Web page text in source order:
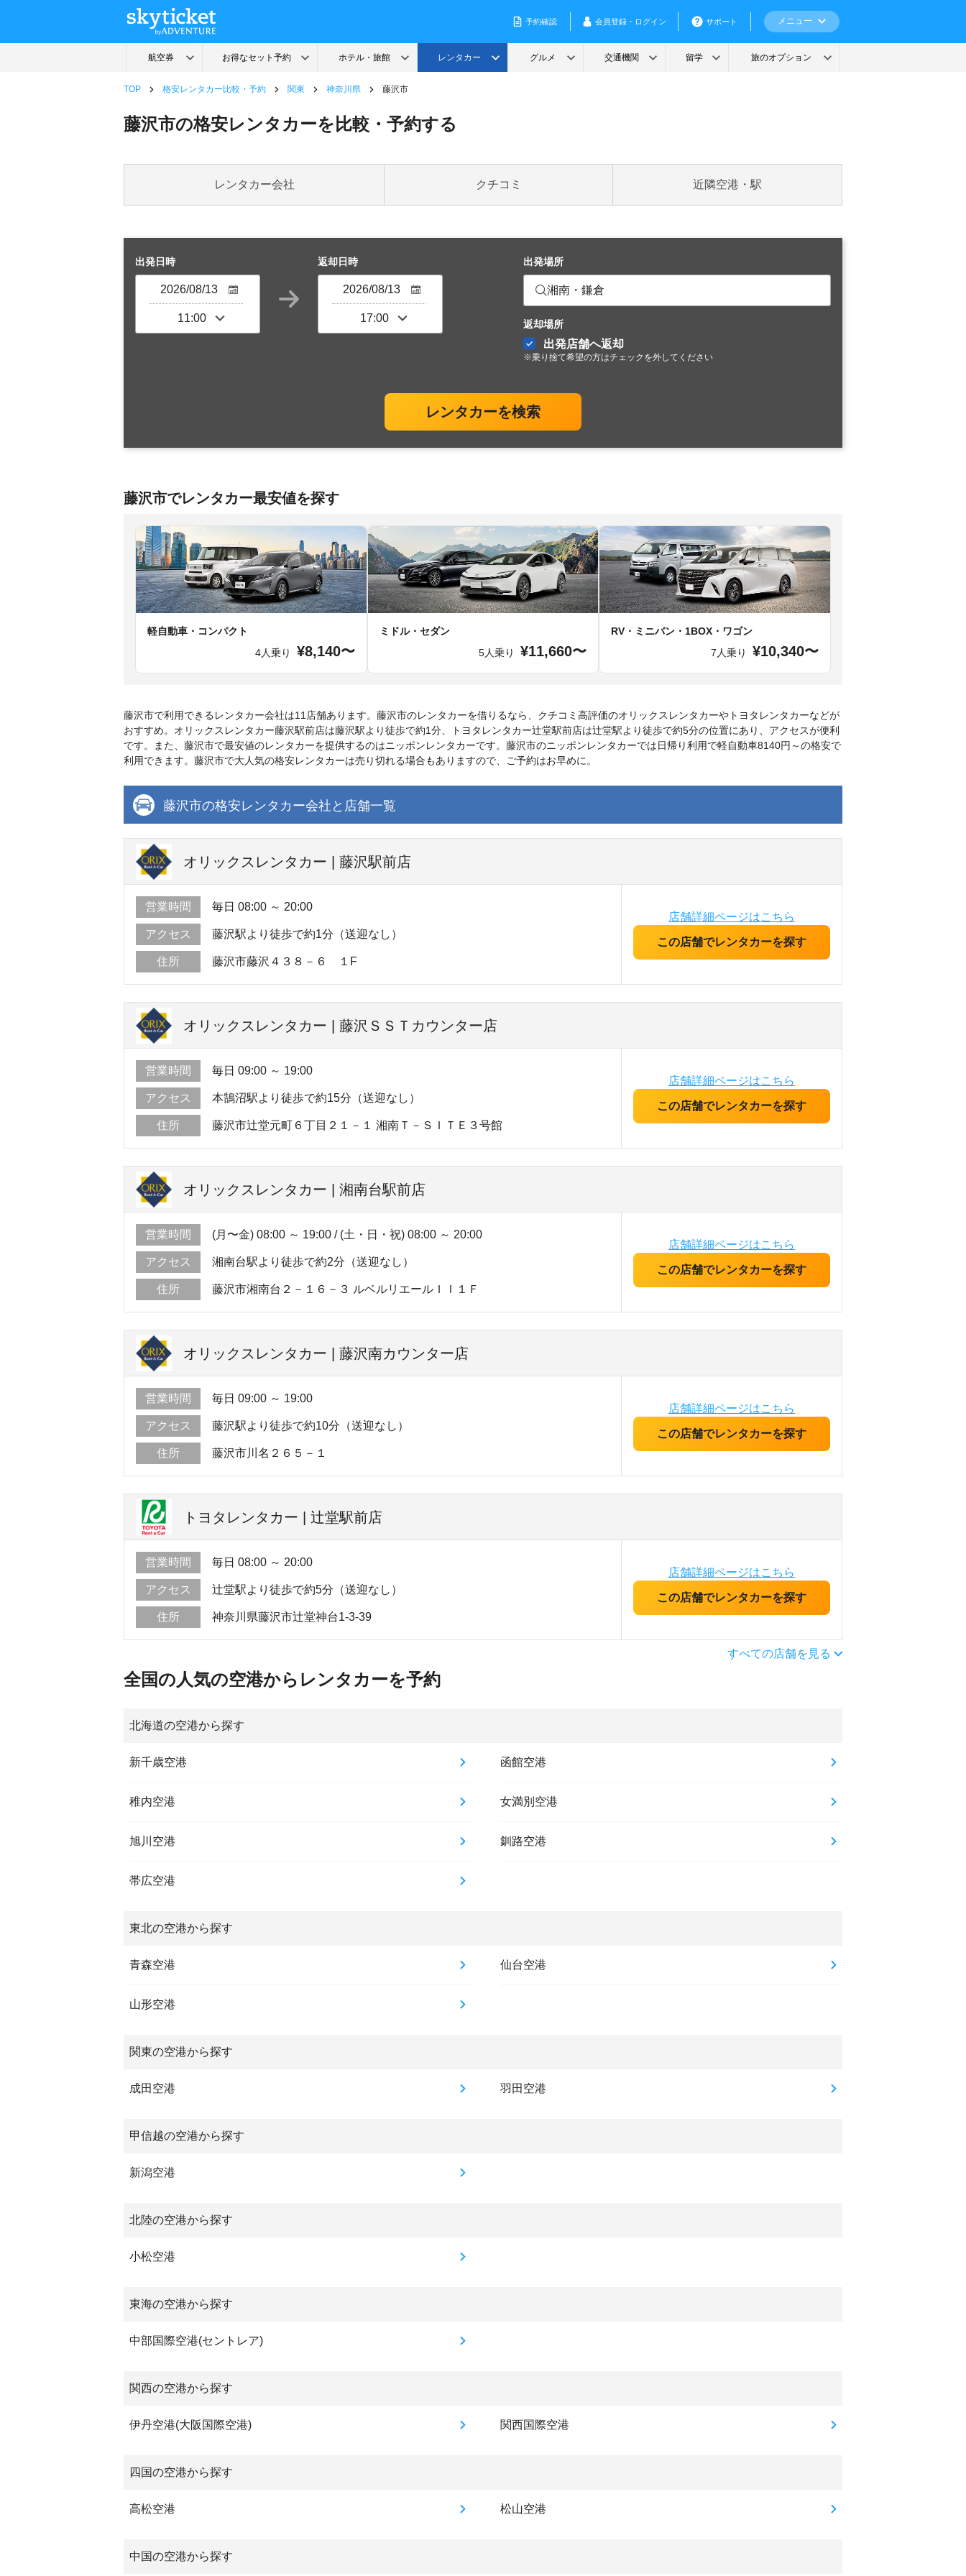
TOP 格安レンタカー比較・予約 関東 神奈川県 藤沢市
藤沢市の格安レンタカーを比較・予約する
レンタカー会社 クチコミ 近隣空港・駅
出発日時 返却日時 出発場所
湘南・鎌倉
返却場所
出発店舗へ返却
※乗り捨て希望の方はチェックを外してください
レンタカーを検索
藤沢市でレンタカー最安値を探す
軽自動車・コンパクト
4人乗り
¥8,140〜
ミドル・セダン
5人乗り
¥11,660〜
RV・ミニバン・1BOX・ワゴン
7人乗り
¥10,340〜
藤沢市で利用できるレンタカー会社は11店舗あります。藤沢市のレンタカーを借りるなら、クチコミ高評価のオリックスレンタカーやトヨタレンタカーなどが
おすすめ。オリックスレンタカー藤沢駅前店は藤沢駅より徒歩で約1分、トヨタレンタカー辻堂駅前店は辻堂駅より徒歩で約5分の位置にあり、アクセスが便利
です。また、藤沢市で最安値のレンタカーを提供するのはニッポンレンタカーです。藤沢市のニッポンレンタカーでは日帰り利用で軽自動車8140円～の格安で
利用できます。藤沢市で大人気の格安レンタカーは売り切れる場合もありますので、ご予約はお早めに。
藤沢市の格安レンタカー会社と店舗一覧
オリックスレンタカー | 藤沢駅前店
営業時間 毎日 08:00 ～ 20:00
アクセス 藤沢駅より徒歩で約1分（送迎なし）
住所 藤沢市藤沢４３８－６ １F
店舗詳細ページはこちら
この店舗でレンタカーを探す
オリックスレンタカー | 藤沢ＳＳＴカウンター店
営業時間 毎日 09:00 ～ 19:00
アクセス 本鵠沼駅より徒歩で約15分（送迎なし）
住所 藤沢市辻堂元町６丁目２１－１ 湘南Ｔ－ＳＩＴＥ３号館
店舗詳細ページはこちら
この店舗でレンタカーを探す
オリックスレンタカー | 湘南台駅前店
営業時間 (月〜金) 08:00 ～ 19:00 / (土・日・祝) 08:00 ～ 20:00
アクセス 湘南台駅より徒歩で約2分（送迎なし）
住所 藤沢市湘南台２－１６－３ ルベルリエールＩＩ１Ｆ
店舗詳細ページはこちら
この店舗でレンタカーを探す
オリックスレンタカー | 藤沢南カウンター店
営業時間 毎日 09:00 ～ 19:00
アクセス 藤沢駅より徒歩で約10分（送迎なし）
住所 藤沢市川名２６５－１
店舗詳細ページはこちら
この店舗でレンタカーを探す
トヨタレンタカー | 辻堂駅前店
営業時間 毎日 08:00 ～ 20:00
アクセス 辻堂駅より徒歩で約5分（送迎なし）
住所 神奈川県藤沢市辻堂神台1-3-39
店舗詳細ページはこちら
この店舗でレンタカーを探す
すべての店舗を見る
全国の人気の空港からレンタカーを予約
北海道の空港から探す
新千歳空港 函館空港
稚内空港 女満別空港
旭川空港 釧路空港
帯広空港
東北の空港から探す
青森空港 仙台空港
山形空港
関東の空港から探す
成田空港 羽田空港
甲信越の空港から探す
新潟空港
北陸の空港から探す
小松空港
東海の空港から探す
中部国際空港(セントレア)
関西の空港から探す
伊丹空港(大阪国際空港) 関西国際空港
四国の空港から探す
高松空港 松山空港
中国の空港から探す